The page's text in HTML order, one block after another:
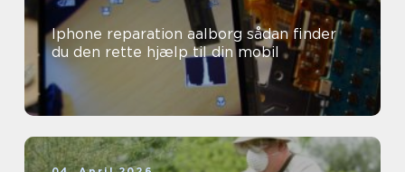
Iphone reparation aalborg sådan finder
du den rette hjælp til din mobil